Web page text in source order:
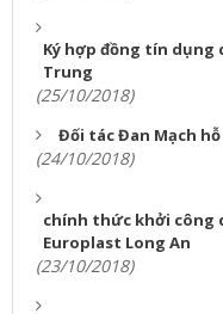
Ký hợp đồng tín
Trung
(25/10/2018)
Đối tác Đan Mạch
(24/10/2018)
chính thức khởi công
Europlast Long An
(23/10/2018)